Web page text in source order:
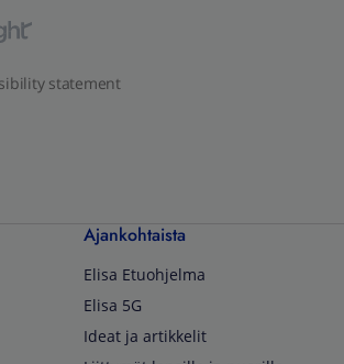
statement
Ajankohtaista
Elisa Etuohjelma
Elisa 5G
Ideat ja artikkelit